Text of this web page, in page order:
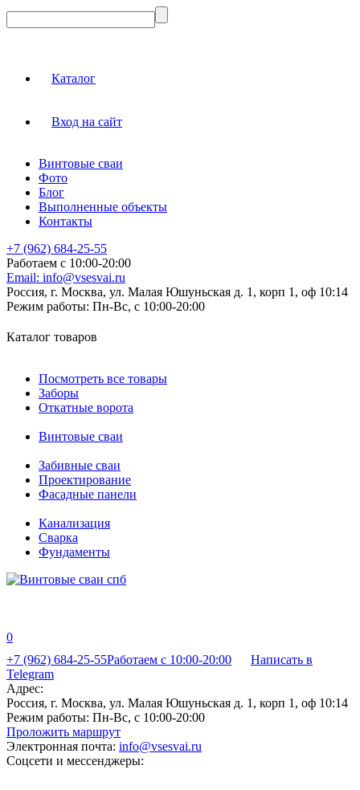
Каталог
Вход на сайт
Винтовые сваи
Фото
Блог
Выполненные объекты
Контакты
+7 (962) 684-25-55
Работаем с 10:00-20:00
Email: info@vsesvai.ru
Россия, г. Москва, ул. Малая Юшуньская д. 1, корп 1, оф 10:14
Режим работы: Пн-Вс, с 10:00-20:00
Каталог товаров
Посмотреть все товары
Заборы
Откатные ворота
Винтовые сваи
Забивные сваи
Проектирование
Фасадные панели
Канализация
Сварка
Фундаменты
0
+7 (962) 684-25-55Работаем с 10:00-20:00
Написать в
Telegram
Адрес:
Россия, г. Москва, ул. Малая Юшуньская д. 1, корп 1, оф 10:14
Режим работы: Пн-Вс, с 10:00-20:00
Проложить маршрут
Электронная почта: info@vsesvai.ru
Соцсети и мессенджеры: